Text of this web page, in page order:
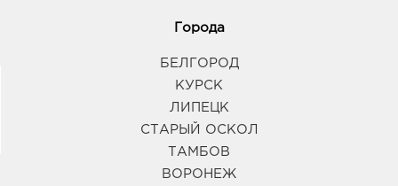
Города
БЕЛГОРОД
КУРСК
ЛИПЕЦК
СТАРЫЙ ОСКОЛ
ТАМБОВ
ВОРОНЕЖ